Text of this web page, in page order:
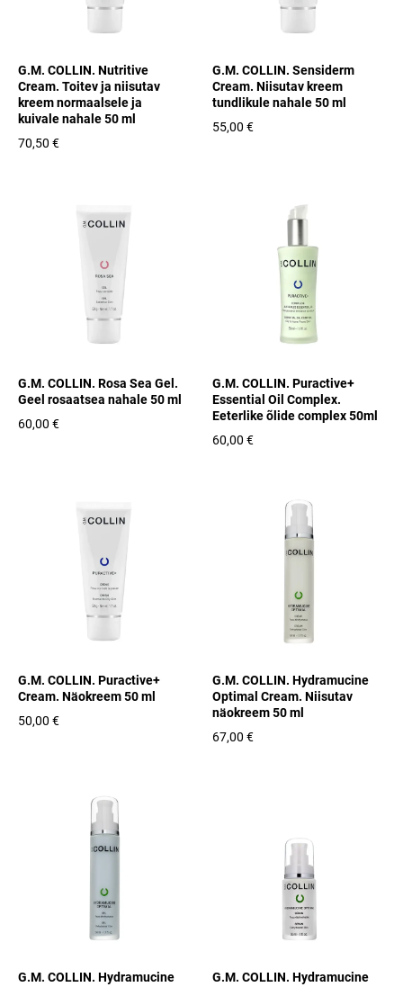
G.M. COLLIN. Nutritive
Cream. Toitev ja niisutav
kreem normaalsele ja
kuivale nahale 50 ml
70,50 €
G.M. COLLIN. Sensiderm
Cream. Niisutav kreem
tundlikule nahale 50 ml
55,00 €
G.M. COLLIN. Rosa Sea Gel.
Geel rosaatsea nahale 50 ml
60,00 €
G.M. COLLIN. Puractive+
Essential Oil Complex.
Eeterlike õlide complex 50ml
60,00 €
G.M. COLLIN. Puractive+
Cream. Näokreem 50 ml
50,00 €
G.M. COLLIN. Hydramucine
Optimal Cream. Niisutav
näokreem 50 ml
67,00 €
G.M. COLLIN. Hydramucine
G.M. COLLIN. Hydramucine